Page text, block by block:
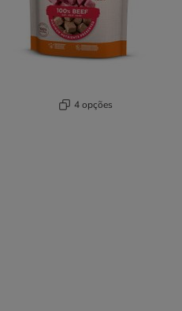
4 opções